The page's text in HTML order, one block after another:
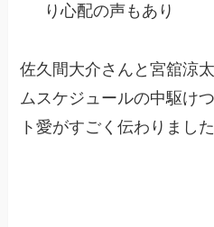
り心配の声もあり
佐久間大介さんと宮舘涼
ムスケジュールの中駆け
ト愛がすごく伝わりました